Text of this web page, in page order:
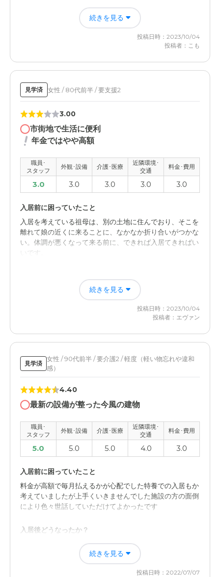
広々とゆったりとした施設で居室も広い。施設感もなく穏
やかに過ごせる印象があった。
職員・スタッフ・他入居者の雰囲気について
外観・内装・居室・設備について
旅館を改装した施設で古さも感じるが温かみがあって良い
と思う。ゆったりとした空間も良い。
介護医療サービスについて
料。看護師さんがいないので心配はある。
近隣環境や交通アクセスについて
い。温泉街なので夜はにぎやかすぎるかもしれない。
料金費用について
ちょっと高いが、広さから考えればしょうがないかとも思
続きを見る
投稿日時：2023/10/04
投稿者：こも
見学済 女性 / 80代前半 / 要支援2
3.00
市街地で生活に便利
年金ではやや高額
職員･
スタッフ
外観･設備 介護･医療
近隣環境･
交通
料金･費用
3.0 3.0 3.0 3.0 3.0
入居前に困っていたこと
入居を考えている祖母は、別の土地に住んでおり、そこを
離れて娘の近くに来ることに、なかなか折り合いがつかな
い。体調が悪くなって来る前に、できれば入居てきればい
いです。
久遠の家だけでなく見学しており、もう少し近くにもある
ので、毎日行けるよう、場所を検討したい。
外観・内装・居室・設備について
施設に特に問題はないが、金銭面と場所の検討課題はどう
介護医療サービスについて
見学しただけなので、はっきりはわかりませんが、働く人
のサービスに悪い印象はありません。
近隣環境や交通アクセスについて
市街地にあり、生活に不便があるところではありません。
信用できる病院は隣の山形市にあります。
入居する祖母の年金等を考えるとやはり少し高いです。追
加料金がないと、何とかなるかなって感じです。
続きを見る
投稿日時：2023/10/04
投稿者：エヴァン
見学済
女性 / 90代前半 / 要介護2 / 軽度（軽い物忘れや違和
感）
4.40
最新の設備が整った今風の建物
職員･
スタッフ
外観･設備 介護･医療
近隣環境･
交通
料金･費用
5.0 5.0 5.0 4.0 3.0
入居前に困っていたこと
料金が高額で毎月払えるかが心配でした特養での入居もか
考えていましたが上手くいきませんでした施設の方の面倒
により色々世話していただけてよかったです
入居後どうなったか？
仕事を辞める必要が無くなった事と医療機関との連携で病
院への通院が必要無くなった事がかなりのメリットになり
ました仕事と家事の両立がうまくいって本当に感謝してい
続きを見る
投稿日時：2022/07/07